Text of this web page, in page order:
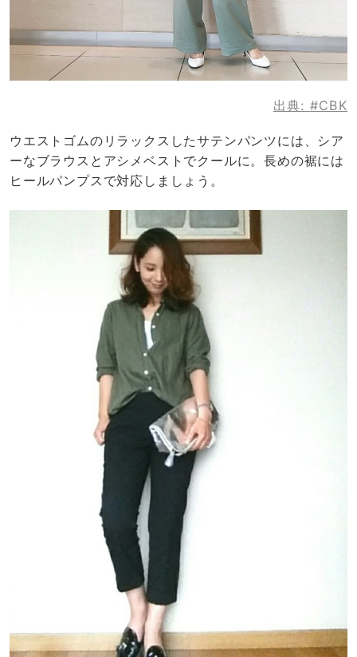
出典: #CBK
ウエストゴムのリラックスしたサテンパンツには、シア
ーなブラウスとアシメベストでクールに。長めの裾には
ヒールパンプスで対応しましょう。